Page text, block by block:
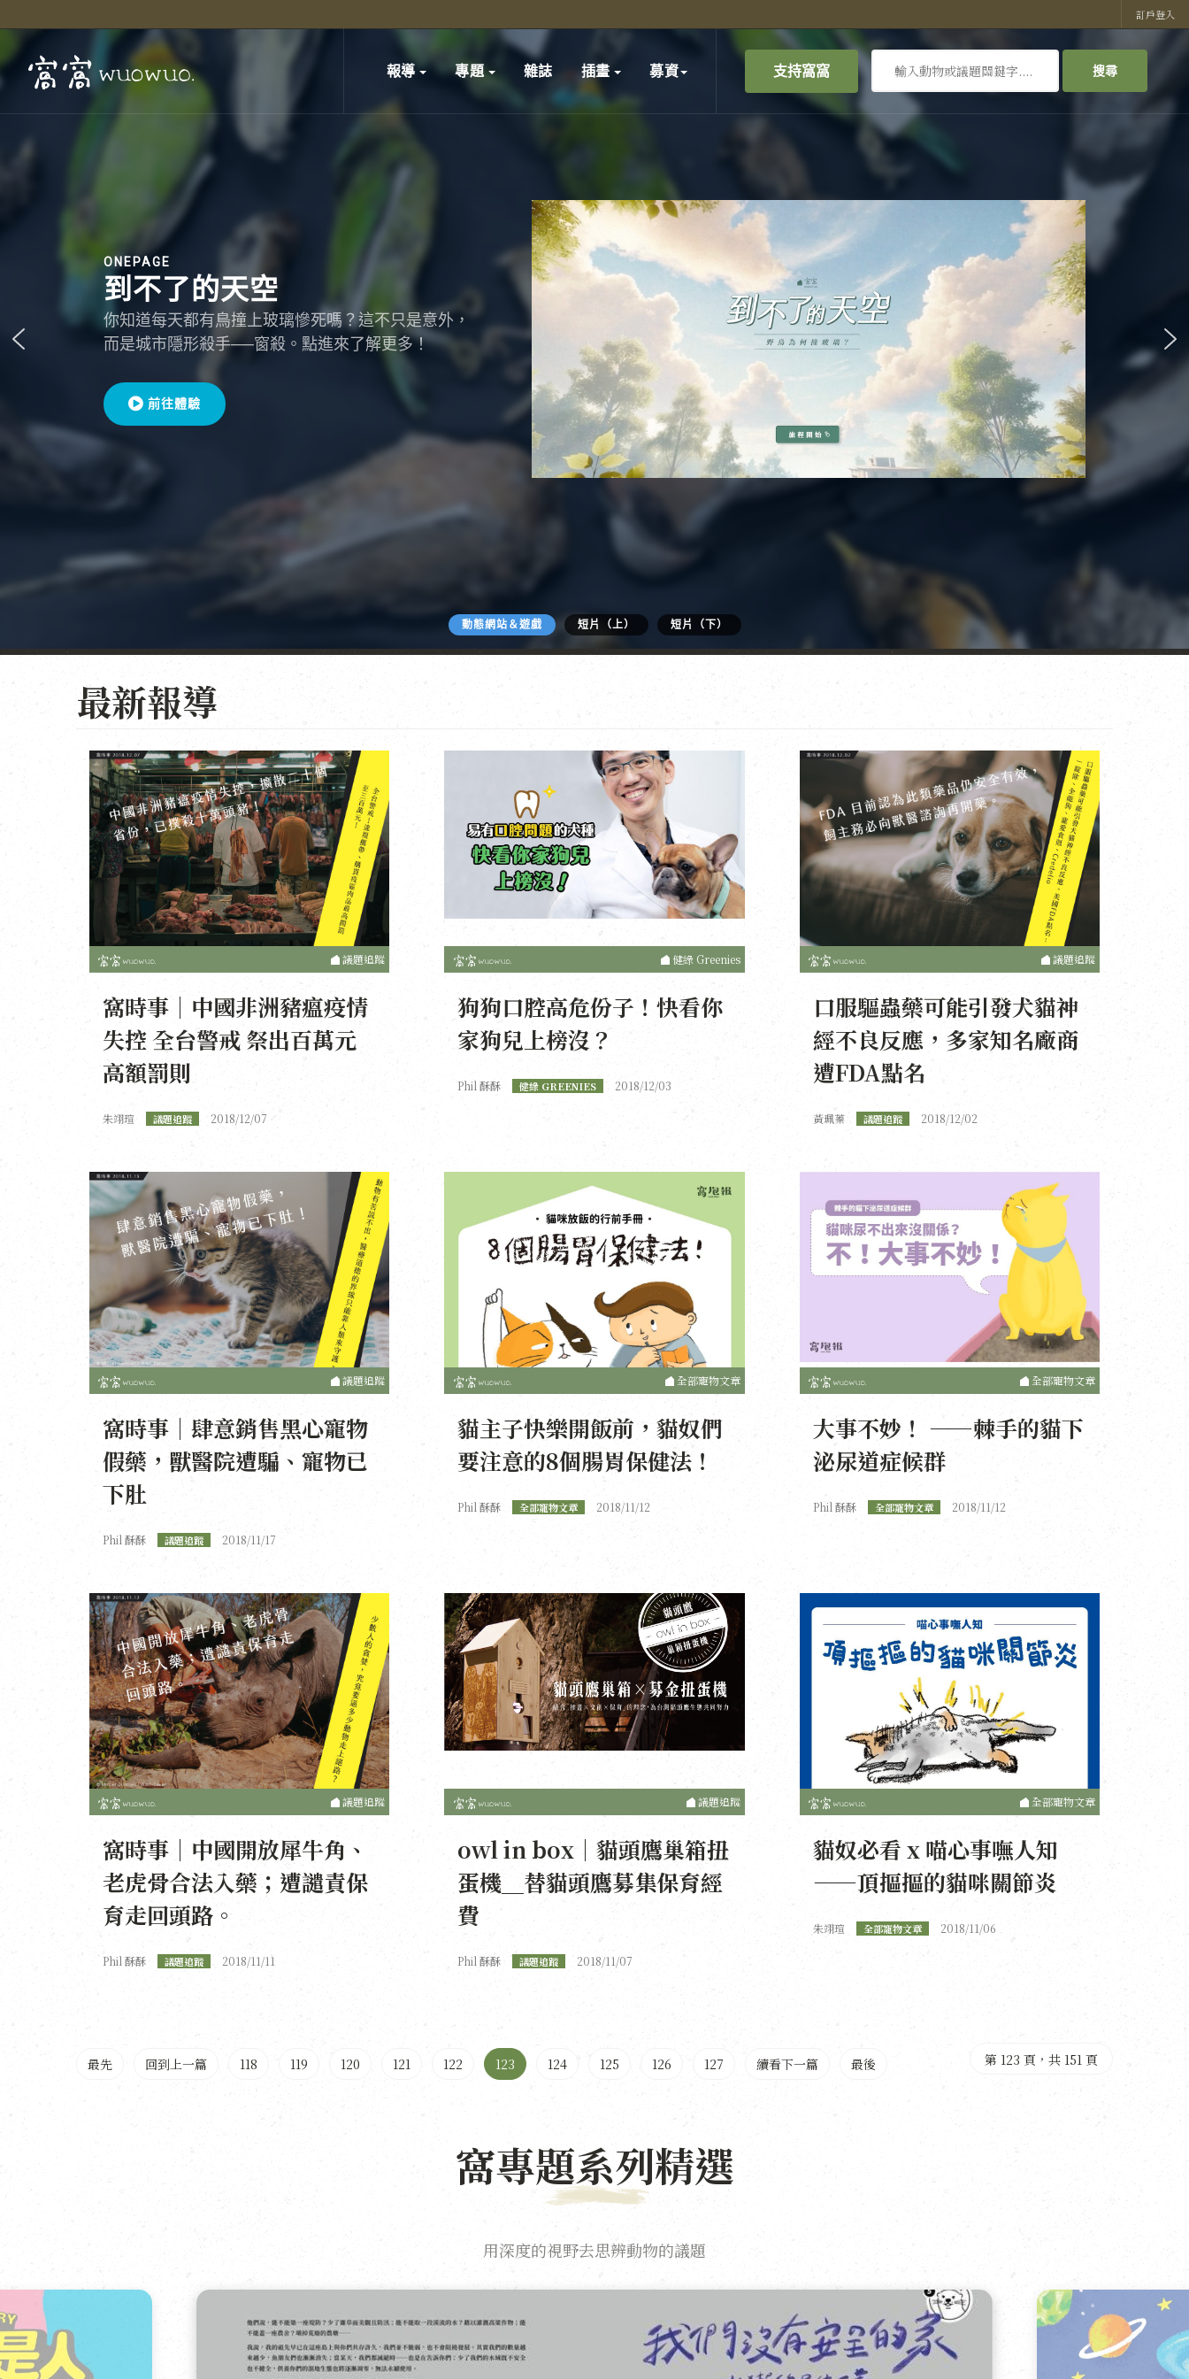
訂戶登入
支持窩窩
搜
尋
搜尋
報導 專題 雜誌 插畫 募資
ONEPAGE
到不了的天空
你知道每天都有鳥撞上玻璃慘死嗎？這不只是意外，
而是城市隱形殺手──窗殺。點進來了解更多！
前往體驗
動態網站＆遊戲 短片（上） 短片（下）
最新報導
議題追蹤
窩時事｜中國非洲豬瘟疫情
失控 全台警戒 祭出百萬元
高額罰則
朱翊瑄 議題追蹤 2018/12/07
健綠 Greenies
狗狗口腔高危份子！快看你
家狗兒上榜沒？
Phil 酥酥 健綠 GREENIES 2018/12/03
議題追蹤
口服驅蟲藥可能引發犬貓神
經不良反應，多家知名廠商
遭FDA點名
黃珮蓁 議題追蹤 2018/12/02
議題追蹤
窩時事｜肆意銷售黑心寵物
假藥，獸醫院遭騙、寵物已
下肚
Phil 酥酥 議題追蹤 2018/11/17
全部寵物文章
貓主子快樂開飯前，貓奴們
要注意的8個腸胃保健法！
Phil 酥酥 全部寵物文章 2018/11/12
全部寵物文章
大事不妙！ ——棘手的貓下
泌尿道症候群
Phil 酥酥 全部寵物文章 2018/11/12
議題追蹤
窩時事｜中國開放犀牛角、
老虎骨合法入藥；遭譴責保
育走回頭路。
Phil 酥酥 議題追蹤 2018/11/11
議題追蹤
owl in box｜貓頭鷹巢箱扭
蛋機＿替貓頭鷹募集保育經
費
Phil 酥酥 議題追蹤 2018/11/07
全部寵物文章
貓奴必看 x 喵心事嘸人知
——頂摳摳的貓咪關節炎
朱翊瑄 全部寵物文章 2018/11/06
第 123 頁，共 151 頁
最先 回到上一篇 118 119 120 121 122 123 124 125 126 127 續看下一篇 最後
窩專題系列精選
用深度的視野去思辨動物的議題